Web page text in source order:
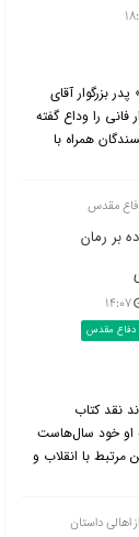
بزرگوار آقای
را وداع گفته
همراه با
مقدس
بر رمان
۱۴:۰۷
دفاع مقدس
نقد کتاب
او خود سال‌هاست
با انقلاب و
داستان